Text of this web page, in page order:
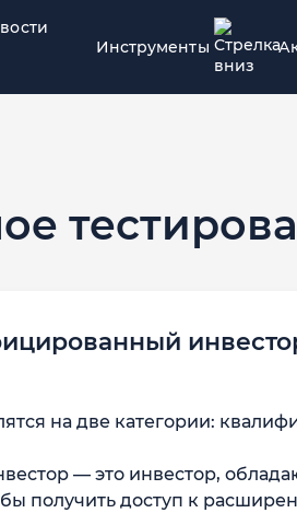
Инструменты
на две категории:
— это инвестор,
получить доступ к